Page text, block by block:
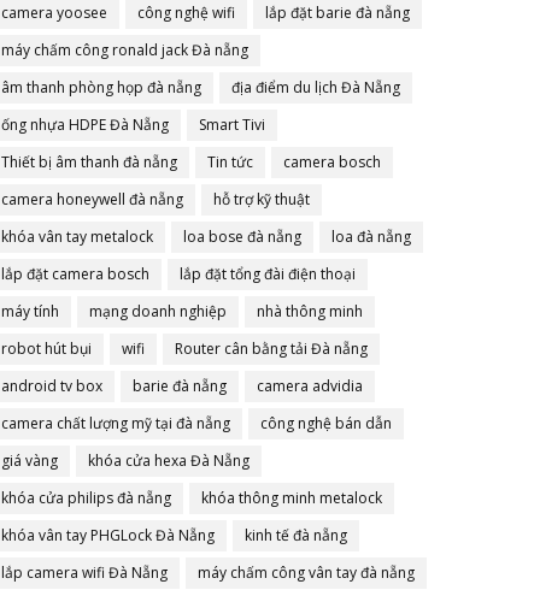
camera yoosee
công nghệ wifi
lắp đặt barie đà nẵng
máy chấm công ronald jack Đà nẵng
âm thanh phòng họp đà nẵng
địa điểm du lịch Đà Nẵng
ống nhựa HDPE Đà Nẵng
Smart Tivi
Thiết bị âm thanh đà nẵng
Tin tức
camera bosch
camera honeywell đà nẵng
hỗ trợ kỹ thuật
khóa vân tay metalock
loa bose đà nẵng
loa đà nẵng
lắp đặt camera bosch
lắp đặt tổng đài điện thoại
máy tính
mạng doanh nghiệp
nhà thông minh
robot hút bụi
wifi
Router cân bằng tải Đà nẵng
android tv box
barie đà nẵng
camera advidia
camera chất lượng mỹ tại đà nẵng
công nghệ bán dẫn
giá vàng
khóa cửa hexa Đà Nẵng
khóa cửa philips đà nẵng
khóa thông minh metalock
khóa vân tay PHGLock Đà Nẵng
kinh tế đà nẵng
lắp camera wifi Đà Nẵng
máy chấm công vân tay đà nẵng